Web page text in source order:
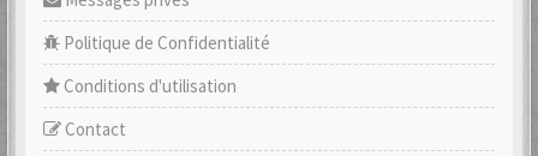
Politique de Confidentialité
Conditions d'utilisation
Contact